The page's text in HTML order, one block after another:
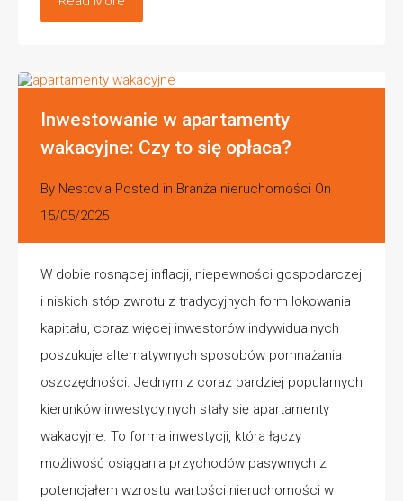
Inwestowanie w apartamenty
wakacyjne: Czy to się opłaca?
By Nestovia Posted in Branża nieruchomości On
15/05/2025
W dobie rosnącej inflacji, niepewności gospodarczej
i niskich stóp zwrotu z tradycyjnych form lokowania
kapitału, coraz więcej inwestorów indywidualnych
poszukuje alternatywnych sposobów pomnażania
oszczędności. Jednym z coraz bardziej popularnych
kierunków inwestycyjnych stały się apartamenty
wakacyjne. To forma inwestycji, która łączy
możliwość osiągania przychodów pasywnych z
potencjałem wzrostu wartości nieruchomości w